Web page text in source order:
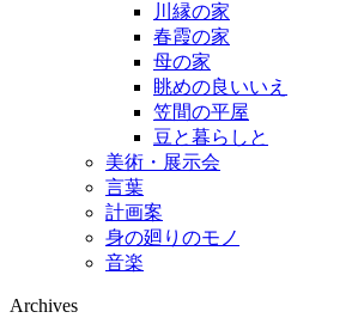
川縁の家
春霞の家
母の家
眺めの良いいえ
笠間の平屋
豆と暮らしと
美術・展示会
言葉
計画案
身の廻りのモノ
音楽
Archives